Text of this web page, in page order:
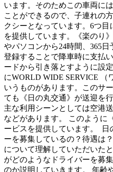
います。そのためこの車両に
ことができるので、子連れの
クシーとなっています。6つ
を提供しています。《楽のり
やパソコンから24時間、365
登録することで降車時に支払
ードから引き落とすように設
にWORLD WIDE SERVICE （
いうものがあります。このサ
ても《日の丸交通》が送迎を
主な利用シーンとしては空港
などがあります。 このように
ービスを提供しています。 日
ーを募集しているの？待遇は
について理解していただいた
がどのようなドライバーを募
のか説明していきます。 年齢